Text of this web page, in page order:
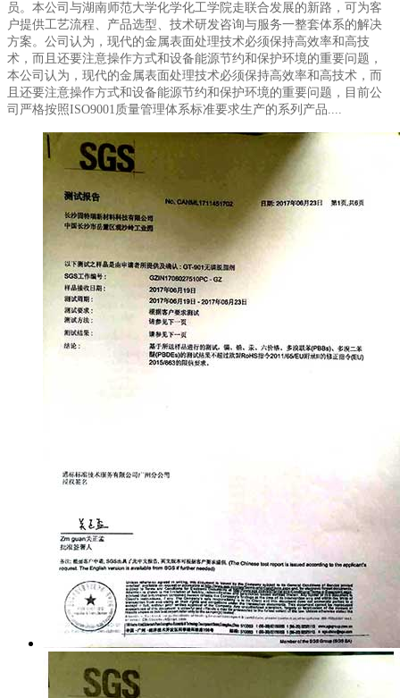
员。本公司与湖南师范大学化学化工学院走联合发展的新路，可为客
户提供工艺流程、产品选型、技术研发咨询与服务一整套体系的解决
方案。公司认为，现代的金属表面处理技术必须保持高效率和高技
术，而且还要注意操作方式和设备能源节约和保护环境的重要问题，
本公司认为，现代的金属表面处理技术必须保持高效率和高技术，而
且还要注意操作方式和设备能源节约和保护环境的重要问题，目前公
司严格按照ISO9001质量管理体系标准要求生产的系列产品....